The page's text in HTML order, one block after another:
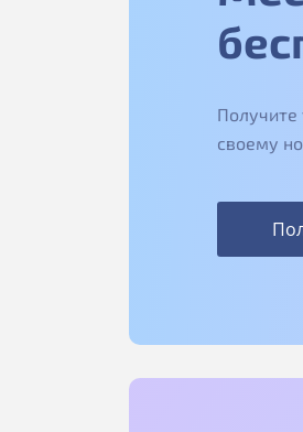
Получите
своему